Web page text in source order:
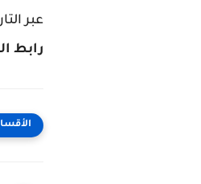
عبر
رابط